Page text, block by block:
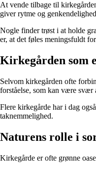
At vende tilbage til
giver rytme og
Nogle finder trøst i at holde
er, at det føles meningsfuldt
Kirkegården som
Selvom kirkegården ofte
forståelse, som kan være svær
Flere kirkegårde har i dag
taknemmelighed.
Naturens rolle i
Kirkegårde er ofte grønne